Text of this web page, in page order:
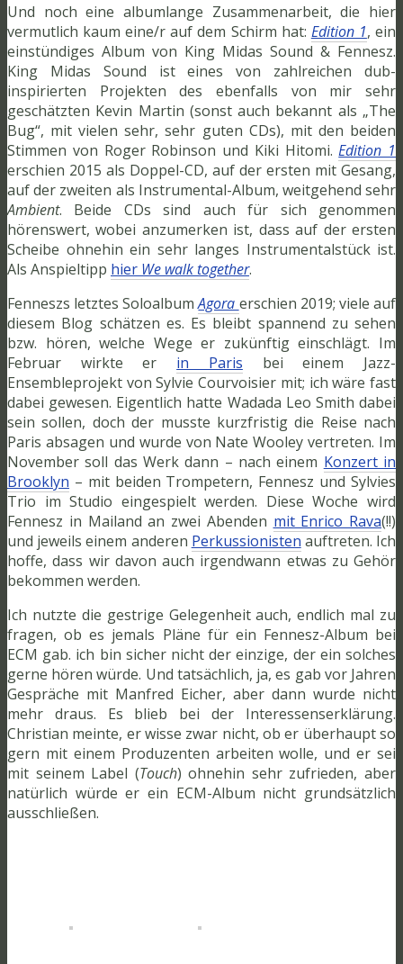
Und noch eine albumlange Zusammenarbeit, die hier
vermutlich kaum eine/r auf dem Schirm hat: Edition 1, ein
einstündiges Album von King Midas Sound & Fennesz.
King Midas Sound ist eines von zahlreichen dub-
inspirierten Projekten des ebenfalls von mir sehr
geschätzten Kevin Martin (sonst auch bekannt als „The
Bug“, mit vielen sehr, sehr guten CDs), mit den beiden
Stimmen von Roger Robinson und Kiki Hitomi.Edition 1
erschien 2015 als Doppel-CD, auf der ersten mit Gesang,
auf der zweiten als Instrumental-Album, weitgehend sehr
Ambient. Beide CDs sind auch für sich genommen
hörenswert, wobei anzumerken ist, dass auf der ersten
Scheibe ohnehin ein sehr langes Instrumentalstück ist.
Als Anspieltipp hier We walk together.
Fenneszs letztes SoloalbumAgora erschien 2019; viele auf
diesem Blog schätzen es. Es bleibt spannend zu sehen
bzw. hören, welche Wege er zukünftig einschlägt. Im
Februar wirkte er in Paris bei einem Jazz-
Ensembleprojekt von Sylvie Courvoisier mit; ich wäre fast
dabei gewesen. Eigentlich hatte Wadada Leo Smith dabei
sein sollen, doch der musste kurzfristig die Reise nach
Paris absagen und wurde von Nate Wooley vertreten. Im
November soll das Werk dann – nach einem Konzert in
Brooklyn – mit beiden Trompetern, Fennesz und Sylvies
Trio im Studio eingespielt werden. Diese Woche wird
Fennesz in Mailand an zwei Abenden mit Enrico Rava(!!)
und jeweils einem anderen Perkussionisten auftreten. Ich
hoffe, dass wir davon auch irgendwann etwas zu Gehör
bekommen werden.
Ich nutzte die gestrige Gelegenheit auch, endlich mal zu
fragen, ob es jemals Pläne für ein Fennesz-Album bei
ECM gab. ich bin sicher nicht der einzige, der ein solches
gerne hören würde. Und tatsächlich, ja, es gab vor Jahren
Gespräche mit Manfred Eicher, aber dann wurde nicht
mehr draus. Es blieb bei der Interessenserklärung.
Christian meinte, er wisse zwar nicht, ob er überhaupt so
gern mit einem Produzenten arbeiten wolle, und er sei
mit seinem Label (Touch) ohnehin sehr zufrieden, aber
natürlich würde er ein ECM-Album nicht grundsätzlich
ausschließen.